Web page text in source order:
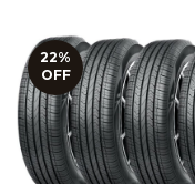
22%
OFF